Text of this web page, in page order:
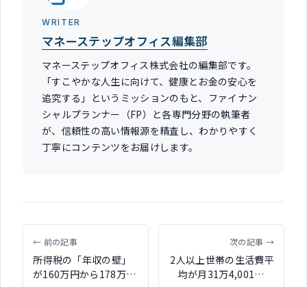
WRITER
マネーステップオフィス編集部
マネーステップオフィス株式会社の編集部です。
「すこやかな人生に向けて、健康とお金の安心を
追究する」というミッションのもと、ファイナン
シャルプランナー（FP）と各専門分野の執筆者
が、信頼性の高い情報源を精査し、わかりやすく
丁寧にコンテンツをお届けします。
← 前の記事
所得税の「年収の壁」
が160万円から178万円
次の記事 →
2人以上世帯の生活費平
均が月31万4,001円で